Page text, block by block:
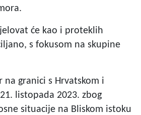
će kao i proteklih
s fokusom na skupine
na granici s Hrvatskom i
listopada 2023. zbog
situacije na Bliskom istoku